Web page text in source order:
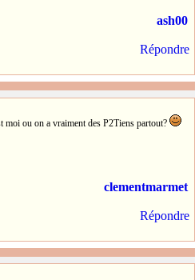
ash00
Répondre
ou on a vraiment des P2Tiens partout?
clementmarmet
Répondre